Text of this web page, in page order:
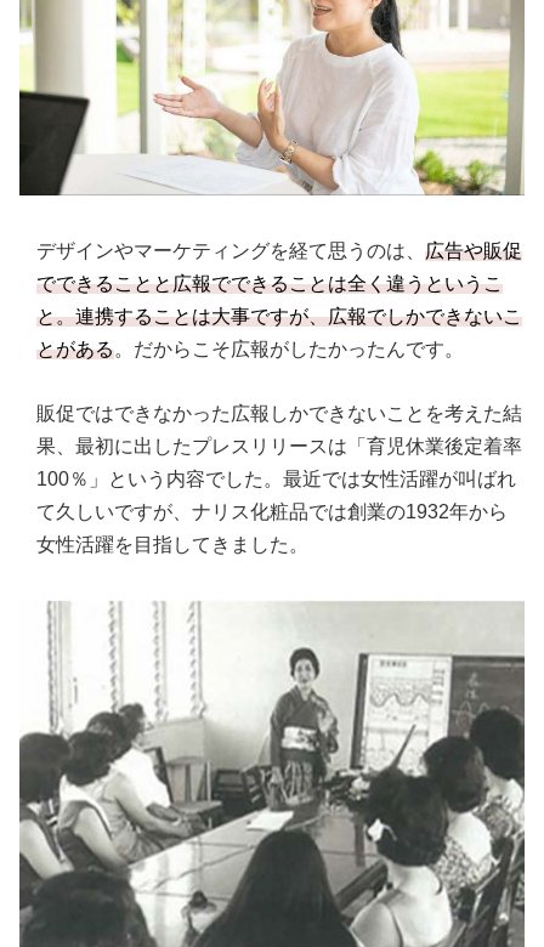
デザインやマーケティングを経て思うのは、 広告や販促
でできることと広報でできることは全く違うというこ
と。連携することは大事ですが、広報でしかできないこ
とがある。だからこそ広報がしたかったんです。
販促ではできなかった広報しかできないことを考えた結
果、最初に出したプレスリリースは「育児休業後定着率
100％」という内容でした。最近では女性活躍が叫ばれ
て久しいですが、ナリス化粧品では創業の1932年から
女性活躍を目指してきました。